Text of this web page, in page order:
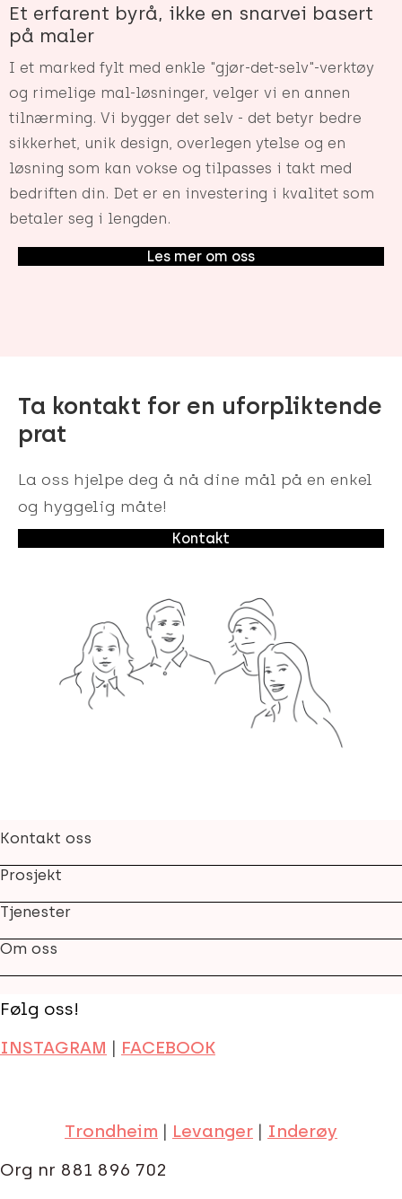
Et erfarent byrå, ikke en snarvei basert
på maler
I et marked fylt med enkle "gjør-det-selv"-verktøy
og rimelige mal-løsninger, velger vi en annen
tilnærming. Vi bygger det selv - det betyr bedre
sikkerhet, unik design, overlegen ytelse og en
løsning som kan vokse og tilpasses i takt med
bedriften din. Det er en investering i kvalitet som
betaler seg i lengden.
Les mer om oss
Ta kontakt for en uforpliktende
prat
La oss hjelpe deg å nå dine mål på en enkel
og hyggelig måte!
Kontakt
Kontakt oss
Prosjekt
Tjenester
Om oss
Trondheim | Levanger | Inderøy
Org nr 881 896 702
Følg oss!
INSTAGRAM | FACEBOOK